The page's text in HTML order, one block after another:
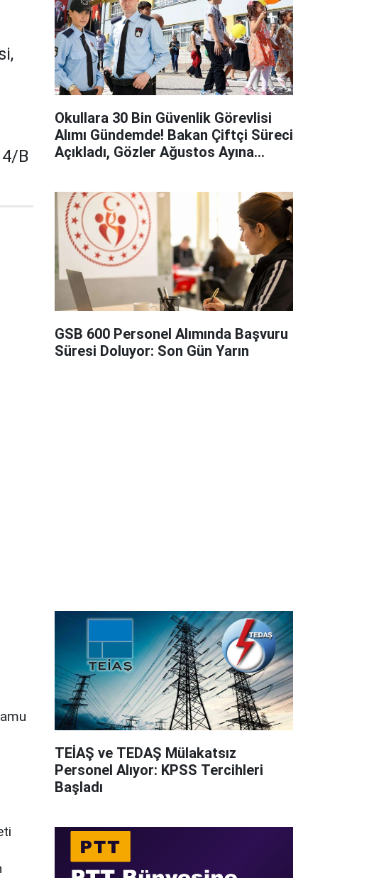
4/B
Okullara 30 Bin Güvenlik Görevlisi
Alımı Gündemde! Bakan Çiftçi Süreci
Açıkladı, Gözler Ağustos Ayına
GSB 600 Personel Alımında Başvuru
Süresi Doluyor: Son Gün Yarın
TEİAŞ ve TEDAŞ Mülakatsız
Personel Alıyor: KPSS Tercihleri
Başladı